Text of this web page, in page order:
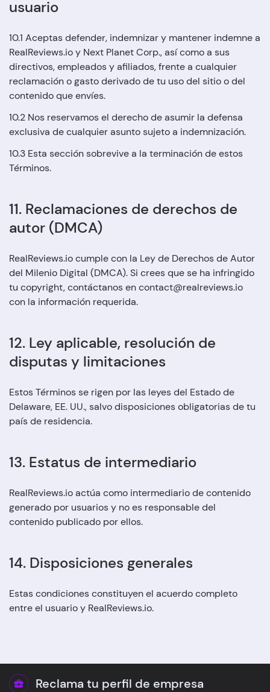
usuario
10.1 Aceptas defender, indemnizar y mantener indemne a
RealReviews.io y Next Planet Corp., así como a sus
directivos, empleados y afiliados, frente a cualquier
reclamación o gasto derivado de tu uso del sitio o del
contenido que envíes.
10.2 Nos reservamos el derecho de asumir la defensa
exclusiva de cualquier asunto sujeto a indemnización.
10.3 Esta sección sobrevive a la terminación de estos
Términos.
11. Reclamaciones de derechos de
autor (DMCA)
RealReviews.io cumple con la Ley de Derechos de Autor
del Milenio Digital (DMCA). Si crees que se ha infringido
tu copyright, contáctanos en contact@realreviews.io
con la información requerida.
12. Ley aplicable, resolución de
disputas y limitaciones
Estos Términos se rigen por las leyes del Estado de
Delaware, EE. UU., salvo disposiciones obligatorias de tu
país de residencia.
13. Estatus de intermediario
RealReviews.io actúa como intermediario de contenido
generado por usuarios y no es responsable del
contenido publicado por ellos.
14. Disposiciones generales
Estas condiciones constituyen el acuerdo completo
entre el usuario y RealReviews.io.
Reclama tu perfil de empresa